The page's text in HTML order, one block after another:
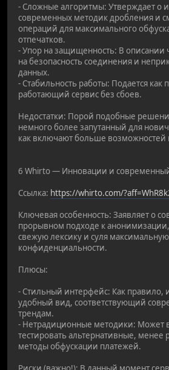
- Сложные алгоритмы: Утверждает о
современных методик дробления и
операций для максимального
отпечатков.
- Упор на защищенность: В описании
на безопасность соединения и
данных.
- Стабильность работы: Подается как
работающий сервис без сбоев.
Недостатки: Порой подобные
немного более запутанный для
как включают больше возможностей
6 Whirto — Инновации и современный
Ссылка: https://whirto.com/
Ключевая особенность: Заявляет о
прорывном подходе к
свежую лексику и суля
конфиденциальности.
Плюсы:
- Стильный интерфейс: Как правило,
удобный вид, соответствующий
трендам.
- Нетрадиционные методики: Может
тестировать альтернативные, менее
методы обфускации платежей.